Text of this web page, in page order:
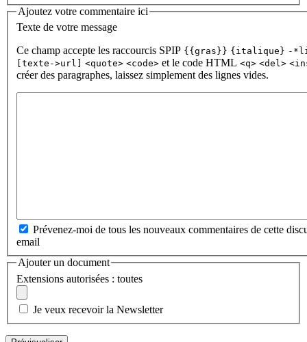
Ajoutez votre commentaire ici
Texte de votre message
Ce champ accepte les raccourcis SPIP {{gras}} {italique} -
[texte->url]
<quote> <code> et le code HTML <q> <del>
créer des paragraphes, laissez simplement des lignes vides.
Prévenez-moi de tous les nouveaux commentaires de cette
email
Ajouter un document
Extensions autorisées : toutes
Je veux recevoir la Newsletter